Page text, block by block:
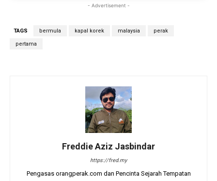
- Advertisement -
TAGS bermula kapal korek malaysia perak
pertama
Freddie Aziz Jasbindar
https://fred.my
Pengasas orangperak.com dan Pencinta Sejarah Tempatan